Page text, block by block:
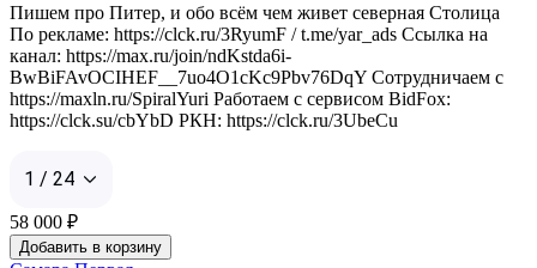
Пишем про Питер, и обо всём чем живет северная Столица
По рекламе: https://clck.ru/3RyumF / t.me/yar_ads Ссылка на
канал: https://max.ru/join/ndKstda6i-
BwBiFAvOCIHEF__7uo4O1cKc9Pbv76DqY Сотрудничаем с
https://maxln.ru/SpiralYuri Работаем с сервисом BidFox:
https://clck.su/cbYbD РКН: https://clck.ru/3UbeCu
1 / 24
58 000 ₽
Добавить в корзину